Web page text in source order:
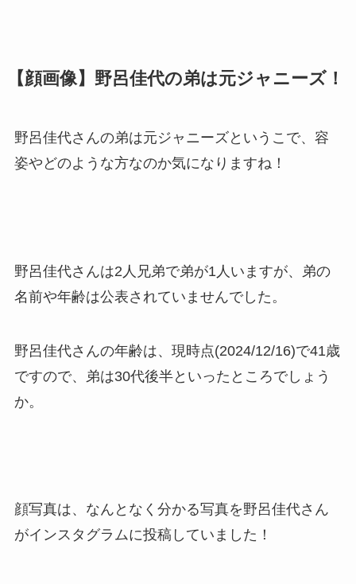
【顔画像】野呂佳代の弟は元ジャニーズ！
野呂佳代さんの弟は元ジャニーズというこで、容
姿やどのような方なのか気になりますね！
野呂佳代さんは2人兄弟で弟が1人いますが、弟の
名前や年齢は公表されていませんでした。
野呂佳代さんの年齢は、現時点(2024/12/16)で41歳
ですので、弟は30代後半といったところでしょう
か。
顔写真は、なんとなく分かる写真を野呂佳代さん
がインスタグラムに投稿していました！